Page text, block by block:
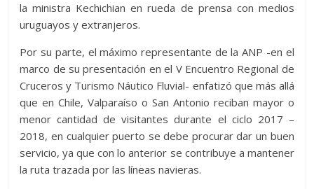
la ministra Kechichian en rueda de prensa con medios
uruguayos y extranjeros.
Por su parte, el máximo representante de la ANP -en el
marco de su presentación en el V Encuentro Regional de
Cruceros y Turismo Náutico Fluvial- enfatizó que más allá
que en Chile, Valparaíso o San Antonio reciban mayor o
menor cantidad de visitantes durante el ciclo 2017 –
2018, en cualquier puerto se debe procurar dar un buen
servicio, ya que con lo anterior se contribuye a mantener
la ruta trazada por las líneas navieras.